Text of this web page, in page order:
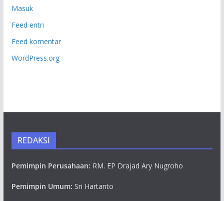
Masuk
Feed entri
Feed komentar
WordPress.org
REDAKSI
Pemimpin Perusahaan: RM. EP Drajad Ary Nugroho
Pemimpin Umum: Sri Hartanto